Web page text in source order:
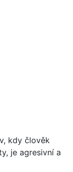
kdy člověk
je agresivní a